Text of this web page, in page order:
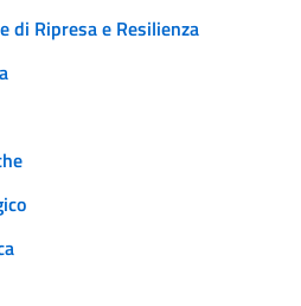
di Ripresa e Resilienza